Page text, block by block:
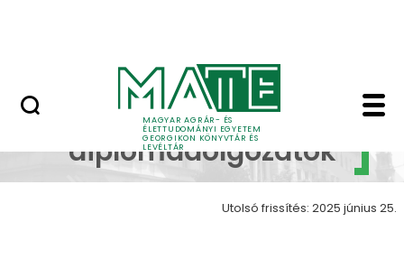
MAGYAR AGRÁR- ÉS
ÉLETTUDOMÁNYI EGYETEM
GEORGIKON KÖNYVTÁR ÉS
LEVÉLTÁR
Szakdolgozatok,
Szakdolgozatok,
diplomadolgozatok
Utolsó frissítés: 2025 június 25.